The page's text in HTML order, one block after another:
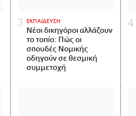
ΕΚΠΑΙΔΕΥΣΗ
Νέοι δικηγόροι αλλάζουν
το τοπίο: Πώς οι
σπουδές Νομικής
οδηγούν σε θεσμική
συμμετοχή